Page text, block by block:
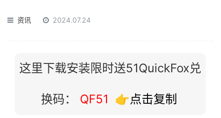
资讯 2024.07.24
这里下载安装限时送51QuickFox兑
换码： QF51 👉点击复制